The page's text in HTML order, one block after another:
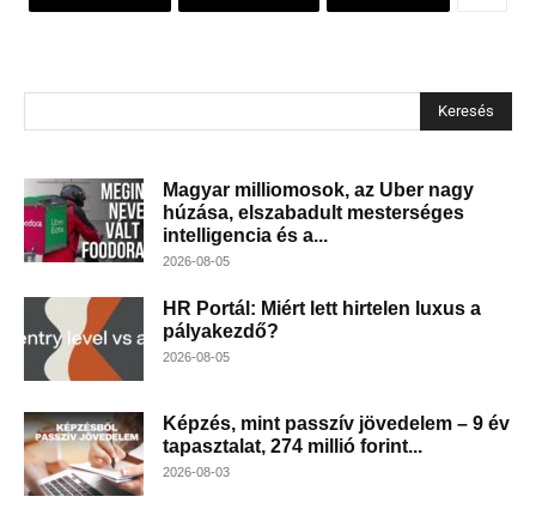
Keresés
Magyar milliomosok, az Uber nagy
húzása, elszabadult mesterséges
intelligencia és a...
2026-08-05
HR Portál: Miért lett hirtelen luxus a
pályakezdő?
2026-08-05
Képzés, mint passzív jövedelem – 9 év
tapasztalat, 274 millió forint...
2026-08-03